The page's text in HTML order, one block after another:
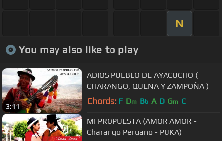
N
You may also like to play
3:11
ADIOS PUEBLO DE AYACUCHO (
CHARANGO, QUENA Y ZAMPOÑA )
Chords: F Dm Bb A D Gm C
MI PROPUESTA (AMOR AMOR -
Charango Peruano - PUKA)